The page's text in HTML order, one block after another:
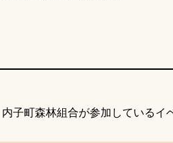
内子町森林組合が参加しているイ